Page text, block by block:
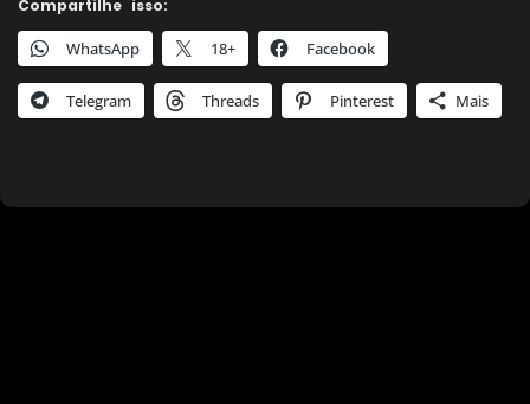
Compartilhe isso:
WhatsApp 18+ Facebook
Telegram Threads Pinterest Mais